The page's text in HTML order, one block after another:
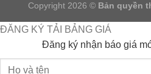
Copyright 2026 © Bản quyền
ĐĂNG KÝ TẢI BẢNG GIÁ
Đăng ký nhận báo giá